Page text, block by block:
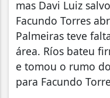
mas Davi Luiz
Facundo Torres
Palmeiras teve
área. Ríos bateu
e tomou o rumo
para Facundo